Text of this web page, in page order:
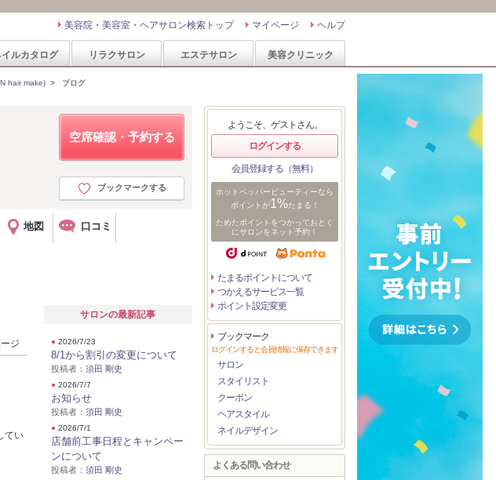
ヘルプ
マイページ
美容院・美容室・ヘアサロン検索トップ
ルカタログ リラクサロン エステサロン 美容クリニック
hair make) > ブログ
空席確認・予約する
ブックマークする
地図 口コミ
ジ
てい
サロンの最新記事
● 2026/7/23
8/1から割引の変更について
投稿者： 須田 剛史
● 2026/7/7
お知らせ
投稿者： 須田 剛史
● 2026/7/1
店舗前工事日程とキャンペー
ンについて
投稿者： 須田 剛史
ようこそ、ゲストさん。
ログインする
会員登録する（無料）
ホットペッパービューティーなら
ポイントが1%たまる！
ためたポイントをつかっておとく
にサロンをネット予約！
たまるポイントについて
つかえるサービス一覧
ポイント設定変更
ブックマーク
ログインすると会員情報に保存できます
サロン
スタイリスト
クーポン
ヘアスタイル
ネイルデザイン
よくある問い合わせ